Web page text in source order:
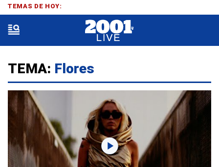
TEMA: Flores
TEMAS DE HOY: